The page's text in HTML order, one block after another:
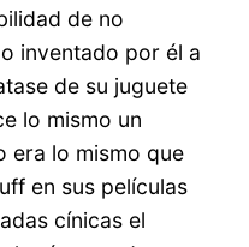
de no
inventado por él a
de su juguete
lo mismo un
era lo mismo que
en sus películas
cínicas el